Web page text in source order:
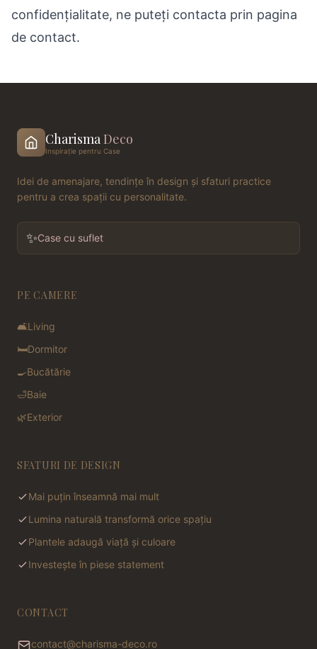
confidențialitate, ne puteți contacta prin pagina
de contact.
Charisma Deco
Inspirație pentru Case
Idei de amenajare, tendințe în design și sfaturi practice
pentru a crea spații cu personalitate.
✨Case cu suflet
PE CAMERE
🛋️Living
🛏️Dormitor
🍳Bucătărie
🛁Baie
🌿Exterior
SFATURI DE DESIGN
Mai puțin înseamnă mai mult
Lumina naturală transformă orice spațiu
Plantele adaugă viață și culoare
Investește în piese statement
CONTACT
contact@charisma-deco.ro